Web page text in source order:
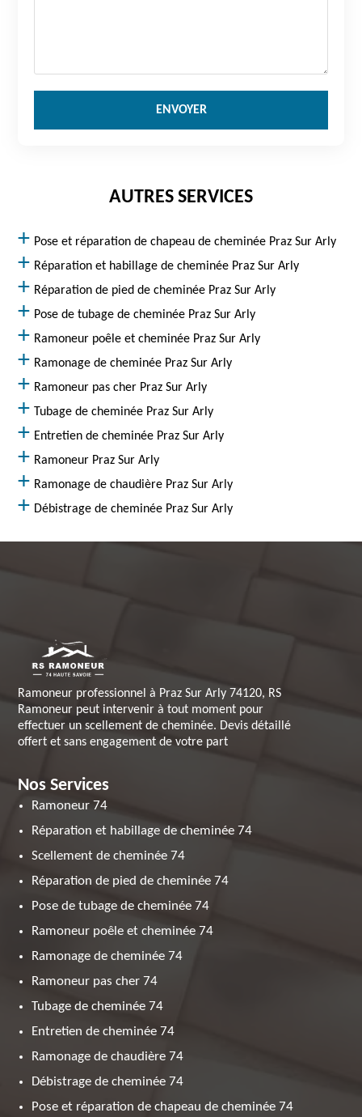
AUTRES SERVICES
Pose et réparation de chapeau de cheminée Praz Sur Arly
Réparation et habillage de cheminée Praz Sur Arly
Réparation de pied de cheminée Praz Sur Arly
Pose de tubage de cheminée Praz Sur Arly
Ramoneur poêle et cheminée Praz Sur Arly
Ramonage de cheminée Praz Sur Arly
Ramoneur pas cher Praz Sur Arly
Tubage de cheminée Praz Sur Arly
Entretien de cheminée Praz Sur Arly
Ramoneur Praz Sur Arly
Ramonage de chaudière Praz Sur Arly
Débistrage de cheminée Praz Sur Arly
Ramoneur professionnel à Praz Sur Arly 74120, RS
Ramoneur peut intervenir à tout moment pour
effectuer un scellement de cheminée. Devis détaillé
offert et sans engagement de votre part
Nos Services
Ramoneur 74
Réparation et habillage de cheminée 74
Scellement de cheminée 74
Réparation de pied de cheminée 74
Pose de tubage de cheminée 74
Ramoneur poêle et cheminée 74
Ramonage de cheminée 74
Ramoneur pas cher 74
Tubage de cheminée 74
Entretien de cheminée 74
Ramonage de chaudière 74
Débistrage de cheminée 74
Pose et réparation de chapeau de cheminée 74